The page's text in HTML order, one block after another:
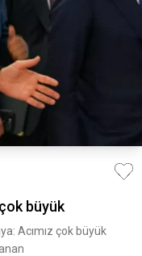
büyük
Acımız çok büyük